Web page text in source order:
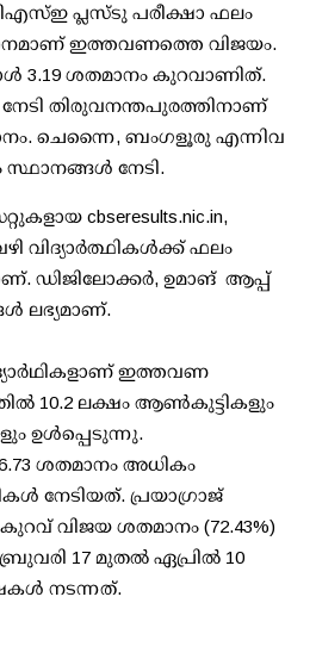
പ്ലസ്ടു പരീക്ഷാ ഫലം
ഇത്തവണത്തെ വിജയം.
3.19 ശതമാനം കുറവാണിത്.
നേടി തിരുവനന്തപുരത്തിനാണ്
ചെന്നൈ, ബംഗളൂരു എന്നിവ
സ്ഥാനങ്ങള്‍ നേടി.
cbseresults.nic.in,
വിദ്യാർത്ഥികൾക്ക് ഫലം
ഡിജിലോക്കർ, ഉമാങ് ആപ്പ്
ലഭ്യമാണ്.
ഇത്തവണ
10.2 ലക്ഷം ആണ്‍കുട്ടികളും
ഉള്‍പ്പെടുന്നു.
ശതമാനം അധികം
നേടിയത്. പ്രയാഗ്രാജ്
വിജയ ശതമാനം (72.43%)
17 മുതല്‍ ഏപ്രില്‍ 10
നടന്നത്.